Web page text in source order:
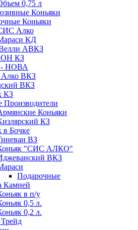
0,75 л
Коньяки
Коньяки
Алко
КД
АВКЗ
КЗ
НОВА
Алко ВКЗ
ВКЗ
КЗ
Производители
Коньяки
КЗ
в Бочке
ВЗ
"СИС АЛКО"
ВКЗ
Подарочные
Камней
в п/у
0,5 л.
0,2 л.